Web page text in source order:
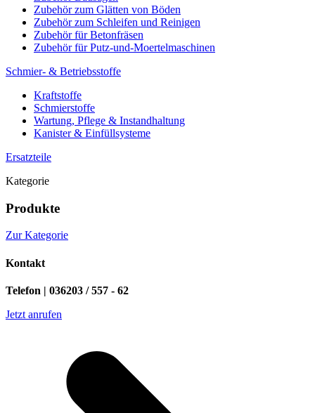
Zubehör zum Glätten von Böden
Zubehör zum Schleifen und Reinigen
Zubehör für Betonfräsen
Zubehör für Putz-und-Moertelmaschinen
Schmier- & Betriebsstoffe
Kraftstoffe
Schmierstoffe
Wartung, Pflege & Instandhaltung
Kanister & Einfüllsysteme
Ersatzteile
Kategorie
Produkte
Zur Kategorie
Kontakt
Telefon | 036203 / 557 - 62
Jetzt anrufen